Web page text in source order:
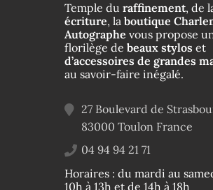
Temple du raffinement, de
écriture, la boutique
Autographe vous propose
florilège de beaux stylos et
d’accessoires de grandes
au savoir-faire inégalé.
27 Boulevard de
83000 Toulon France
04 94 94 21 71
Horaires : du mardi au
10h à 13h et de 14h à 18h